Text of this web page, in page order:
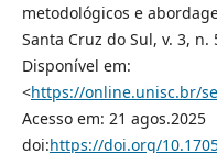
metodológicos e
Santa Cruz do Sul, v. 3, n.
Disponível em:
<https://online.unisc.br/
Acesso em: 21 agos.2025
doi:https://doi.org/